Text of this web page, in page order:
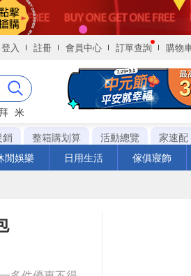
登入 註冊 會員中心 訂單查詢 購物
米
銷
整箱購划算 活動總覽 家速配
閒娛樂
日用生活 傢俱寢飾